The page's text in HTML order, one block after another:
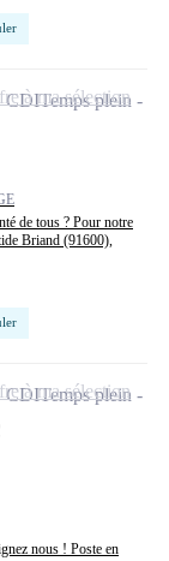
de tous ? Pour notre
Briand (91600),
CDITemps plein
à ma sélection
nous ! Poste en
CDITemps plein
à ma sélection